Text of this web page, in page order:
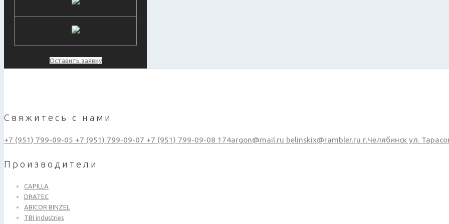
Оставить заявку
Свяжитесь с нами
+7 (951) 799-09-05 +7 (951) 799-09-07 +7 (951) 799-09-08 174argon@mail.ru belinskix@rambler.ru г.Челябинск ул.
Производители
CAPILLA
DRATEC
ABICOR BINZEL
TBI industries